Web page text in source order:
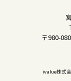
〒980-
ivalue株式